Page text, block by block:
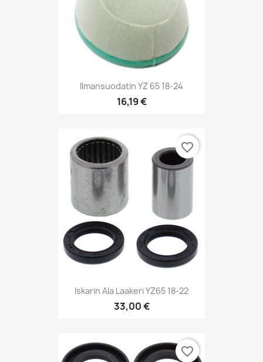
Ilmansuodatin YZ 65 18-24
16,19 €
Iskarin Ala Laakeri YZ65 18-22
33,00 €
favorite_border
favorite_border